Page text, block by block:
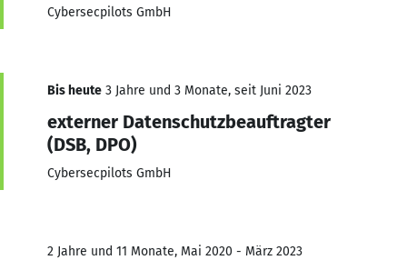
Cybersecpilots GmbH
Bis heute 3 Jahre und 3 Monate, seit Juni 2023
externer Datenschutzbeauftragter
(DSB, DPO)
Cybersecpilots GmbH
2 Jahre und 11 Monate, Mai 2020 - März 2023